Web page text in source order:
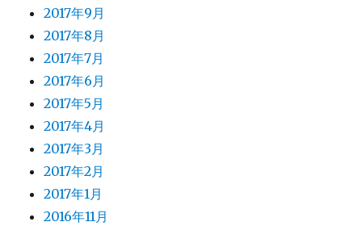
2017年9月
2017年8月
2017年7月
2017年6月
2017年5月
2017年4月
2017年3月
2017年2月
2017年1月
2016年11月